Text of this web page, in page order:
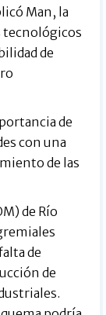
Man, la
tecnológicos
de
de
con una
de las
de Río
de
de